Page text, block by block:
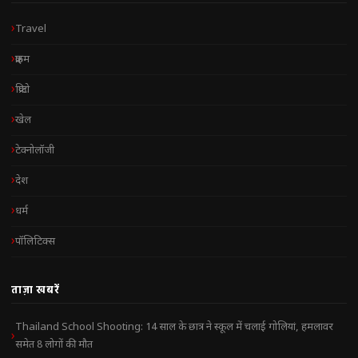
Travel
क्राइम
क्रिप्टो
खेल
टेक्नोलॉजी
देश
धर्म
पॉलिटिक्स
ताज़ा खबरें
Thailand School Shooting: 14 साल के छात्र ने स्कूल में चलाई गोलियां, हमलावर
समेत 8 लोगों की मौत